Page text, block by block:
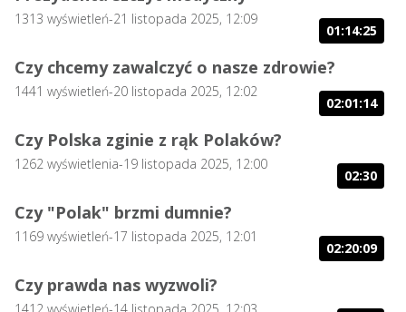
1313 wyświetleń-21 listopada 2025, 12:09
01:14:25
Czy chcemy zawalczyć o nasze zdrowie?
1441 wyświetleń-20 listopada 2025, 12:02
02:01:14
Czy Polska zginie z rąk Polaków?
1262 wyświetlenia-19 listopada 2025, 12:00
02:30
Czy "Polak" brzmi dumnie?
1169 wyświetleń-17 listopada 2025, 12:01
02:20:09
Czy prawda nas wyzwoli?